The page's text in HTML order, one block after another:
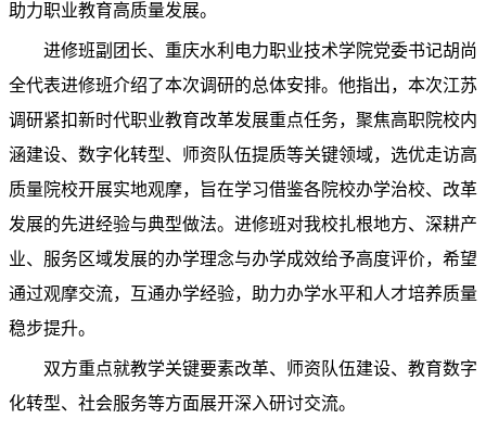
助力职业教育高质量发展。
进修班副团长、重庆水利电力职业技术学院党委书记胡尚
全代表进修班介绍了本次调研的总体安排。他指出，本次江苏
调研紧扣新时代职业教育改革发展重点任务，聚焦高职院校内
涵建设、数字化转型、师资队伍提质等关键领域，选优走访高
质量院校开展实地观摩，旨在学习借鉴各院校办学治校、改革
发展的先进经验与典型做法。 进修班对我校扎根地方、深耕产
业、服务区域发展的办学理念与办学成效给予高度评价，希望
通过观摩交流，互通办学经验，助力办学水平和人才培养质量
稳步提升。
双方重点就教学关键要素改革、师资队伍建设、教育数字
化转型、社会服务等方面展开深入研讨交流。